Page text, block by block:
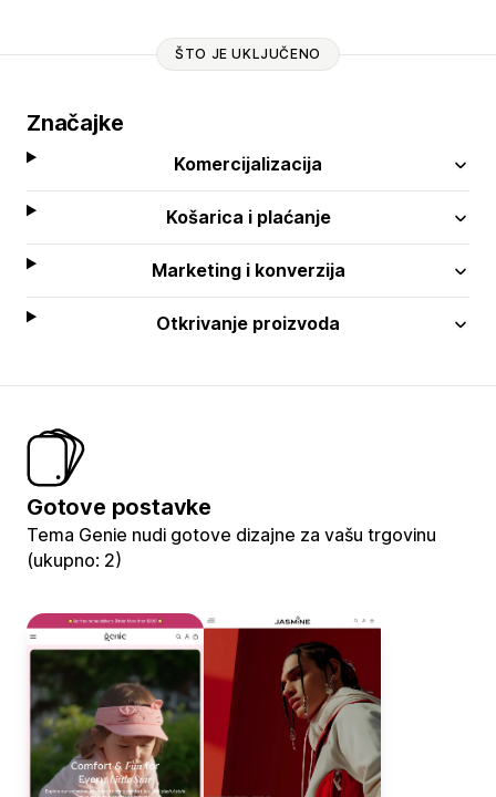
ŠTO JE UKLJUČENO
Značajke
Komercijalizacija
Košarica i plaćanje
Marketing i konverzija
Otkrivanje proizvoda
Gotove postavke
Tema Genie nudi gotove dizajne za vašu trgovinu
(ukupno: 2)